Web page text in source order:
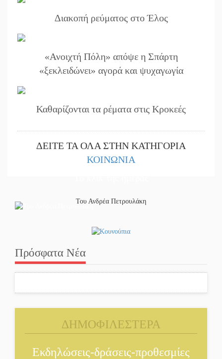
Διακοπή ρεύματος στο Έλος
«Ανοιχτή Πόλη» απόψε η Σπάρτη
«ξεκλειδώνει» αγορά και ψυχαγωγία
Καθαρίζονται τα ρέματα στις Κροκεές
ΔΕΙΤΕ ΤΑ ΟΛΑ ΣΤΗΝ ΚΑΤΗΓΟΡΙΑ
ΚΟΙΝΩΝΙΑ
Του Ανδρέα Πετρουλάκη
Πρόσφατα Νέα
ΔΗΜΟΦΙΛΕΣΤΕΡΑ
Εκδηλώσεις-δράσεις-προθεσμίες